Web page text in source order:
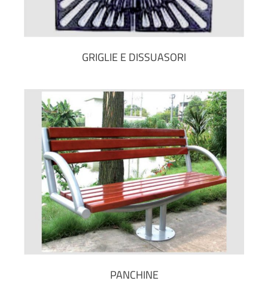
GRIGLIE E DISSUASORI
PANCHINE